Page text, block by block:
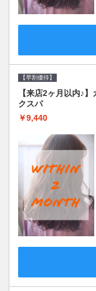
【早割優待】
【来店2ヶ月以内♪
クスパ
￥9,440